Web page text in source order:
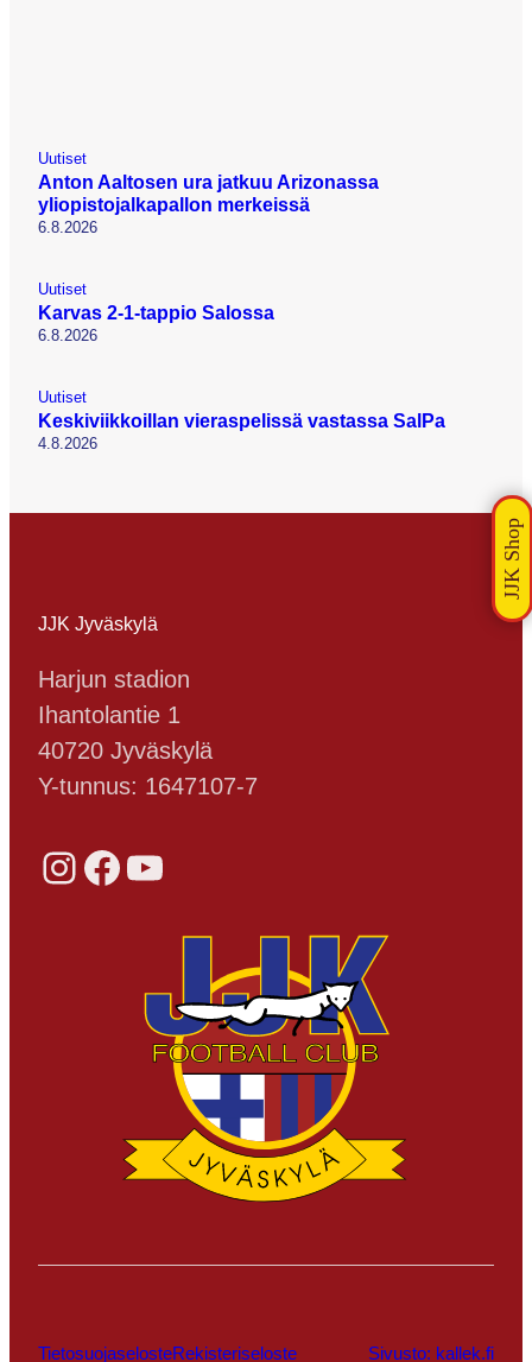
Uutiset
Anton Aaltosen ura jatkuu Arizonassa
yliopistojalkapallon merkeissä
6.8.2026
Uutiset
Karvas 2-1-tappio Salossa
6.8.2026
Uutiset
Keskiviikkoillan vieraspelissä vastassa SalPa
4.8.2026
JJK Jyväskylä
Harjun stadion
Ihantolantie 1
40720 Jyväskylä
Y-tunnus: 1647107-7
Instagram Facebook YouTube
TietosuojaselosteRekisteriseloste Sivusto: kallek.fi